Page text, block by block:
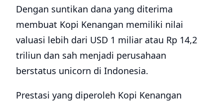
Dengan suntikan dana yang diterima
membuat Kopi Kenangan memiliki nilai
valuasi lebih dari USD 1 miliar atau Rp 14,2
triliun dan sah menjadi perusahaan
berstatus unicorn di Indonesia.
Prestasi yang diperoleh Kopi Kenangan